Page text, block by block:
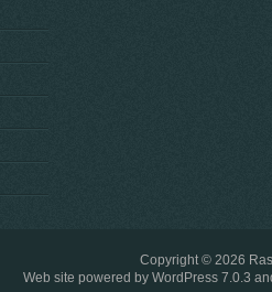
Copyright © 2026
Web site powered by WordPress 7.0.3